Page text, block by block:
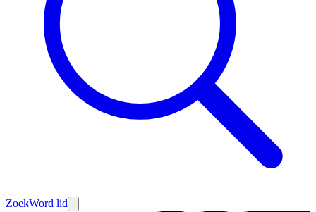
ZoekWord lid